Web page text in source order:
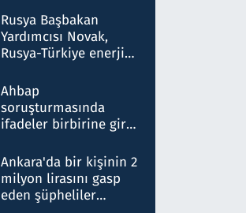
Rusya Başbakan
Yardımcısı Novak,
Rusya-Türkiye enerji
nitelikte olduğunu
belirtti
Ahbap
soruşturmasında
ifadeler birbirine girdi:
ifadelerinden ortaya
çıkan tablo şok etti
Ankara'da bir kişinin 2
milyon lirasını gasp
eden şüpheliler